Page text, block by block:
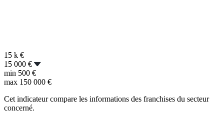
15 k €
15 000 €
min 500 €
max 150 000 €
Cet indicateur compare les informations des franchises du secteur
concerné.